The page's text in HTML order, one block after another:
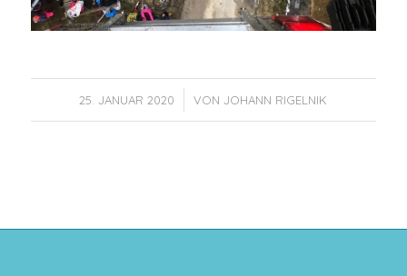
25. JANUAR 2020
/ VONJOHANN RIGELNIK